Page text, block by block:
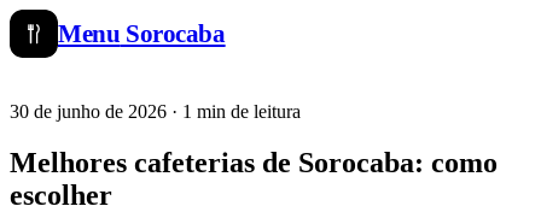
Menu Sorocaba
30 de junho de 2026 · 1 min de leitura
Melhores cafeterias de Sorocaba: como
escolher